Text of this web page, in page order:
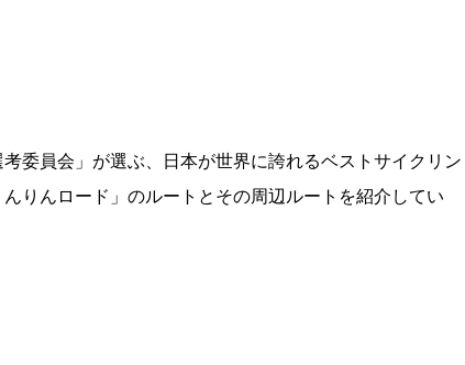
委員会」が選ぶ、日本が世界に誇れるベストサイクリン
りんロード」のルートとその周辺ルートを紹介してい